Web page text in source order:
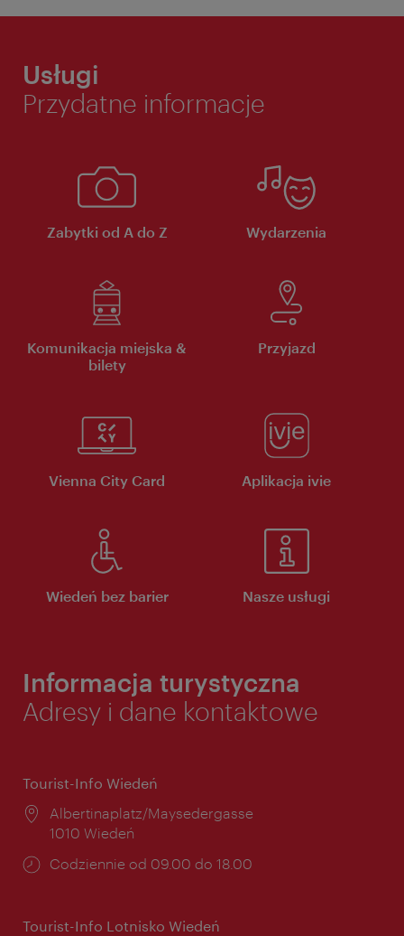
Usługi
Przydatne informacje
Zabytki od A do Z Wydarzenia
Komunikacja miejska &
bilety
Przyjazd
Vienna City Card Aplikacja ivie
Wiedeń bez barier Nasze usługi
Informacja turystyczna
Adresy i dane kontaktowe
Tourist-Info Wiedeń
Miejsce:
Albertinaplatz/Maysedergasse
1010 Wiedeń
Godziny
Codziennie od 09.00 do 18.00
Tourist-Info Lotnisko Wiedeń